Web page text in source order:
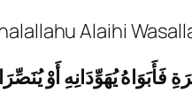
Alaihi
فَأَبَوَاهُ يُهَوِّدَانِهِ أَوْ